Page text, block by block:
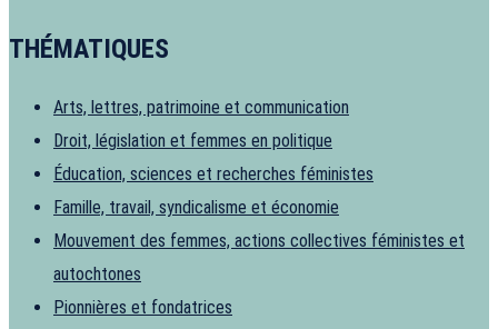
THÉMATIQUES
Arts, lettres, patrimoine et communication
Droit, législation et femmes en politique
Éducation, sciences et recherches féministes
Famille, travail, syndicalisme et économie
Mouvement des femmes, actions collectives féministes et
autochtones
Pionnières et fondatrices